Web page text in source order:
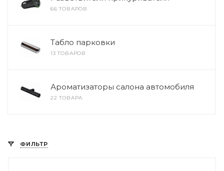
66 ТОВАРОВ
Табло парковки
13 ТОВАРОВ
Ароматизаторы салона автомобиля
22 ТОВАРА
ФИЛЬТР